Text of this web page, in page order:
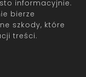
informacyjnie.
bierze
szkody, które
treści.